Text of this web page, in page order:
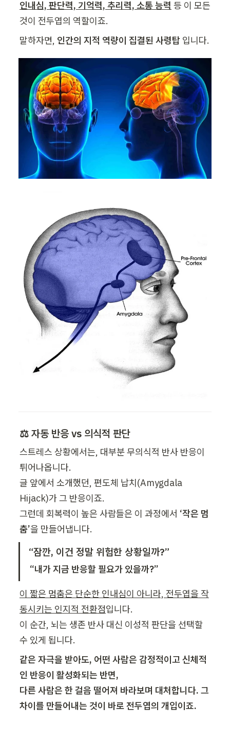
인내심, 판단력, 기억력, 추리력, 소통 능력 등 이 모든
것이 전두엽의 역할이죠.
말하자면, 인간의 지적 역량이 집결된 사령탑 입니다.
⚖️ 자동 반응 vs 의식적 판단
스트레스 상황에서는, 대부분 무의식적 반사 반응이
튀어나옵니다.
글 앞에서 소개했던, 편도체 납치(Amygdala
Hijack)가 그 반응이죠.
그런데 회복력이 높은 사람들은 이 과정에서 ‘작은 멈
춤’을 만들어냅니다.
“잠깐, 이건 정말 위험한 상황일까?”
“내가 지금 반응할 필요가 있을까?”
이 짧은 멈춤은 단순한 인내심이 아니라, 전두엽을 작
동시키는 인지적 전환점입니다.
이 순간, 뇌는 생존 반사 대신 이성적 판단을 선택할
수 있게 됩니다.
같은 자극을 받아도, 어떤 사람은 감정적이고 신체적
인 반응이 활성화되는 반면,
다른 사람은 한 걸음 떨어져 바라보며 대처합니다. 그
차이를 만들어내는 것이 바로 전두엽의 개입이죠.